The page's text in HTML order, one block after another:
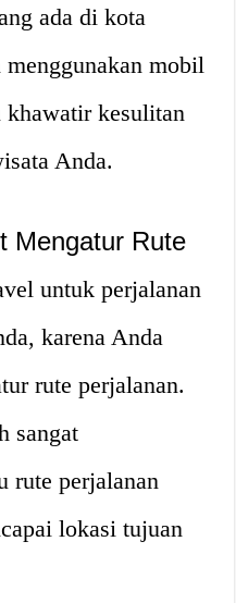
ada di kota
mobil
kesulitan
Anda.
Mengatur Rute
untuk perjalanan
karena Anda
rute perjalanan.
sangat
rute perjalanan
lokasi tujuan